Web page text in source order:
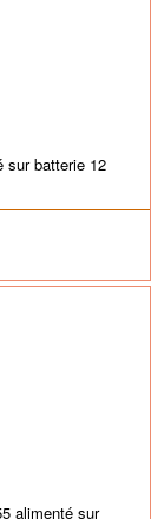
sur batterie 12
alimenté sur